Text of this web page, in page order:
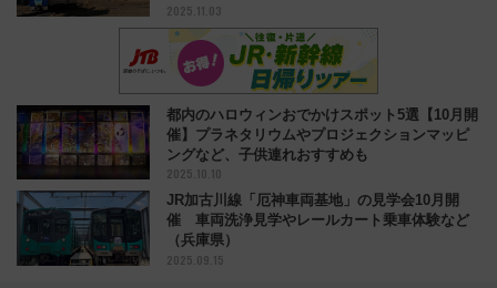
2025.11.03
都内のハロウィンおでかけスポット5選【10月開
催】プラネタリウムやプロジェクションマッピ
ングなど、子供連れおすすめも
2025.10.10
JR加古川線「厄神車両基地」の見学会10月開
催 車両洗浄見学やレールカート乗車体験など
（兵庫県）
2025.09.15